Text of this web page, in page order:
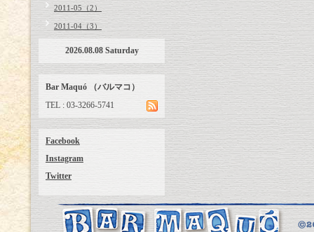
2011-05（2）
2011-04（3）
2026.08.08 Saturday
Bar Maquó （バルマコ）
TEL : 03-3266-5741
Facebook
Instagram
Twitter